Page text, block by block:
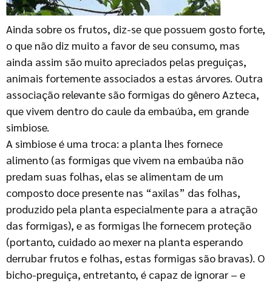
Ainda sobre os frutos, diz-se que possuem gosto forte,
o que não diz muito a favor de seu consumo, mas
ainda assim são muito apreciados pelas preguiças,
animais fortemente associados a estas árvores. Outra
associação relevante são formigas do gênero Azteca,
que vivem dentro do caule da embaúba, em grande
simbiose.
A simbiose é uma troca: a planta lhes fornece
alimento (as formigas que vivem na embaúba não
predam suas folhas, elas se alimentam de um
composto doce presente nas “axilas” das folhas,
produzido pela planta especialmente para a atração
das formigas), e as formigas lhe fornecem proteção
(portanto, cuidado ao mexer na planta esperando
derrubar frutos e folhas, estas formigas são bravas). O
bicho-preguiça, entretanto, é capaz de ignorar – e